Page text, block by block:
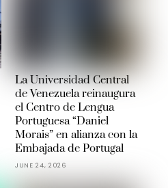
La Universidad Central
de Venezuela reinaugura
el Centro de Lengua
Portuguesa “Daniel
Morais” en alianza con la
Embajada de Portugal
JUNE 24, 2026